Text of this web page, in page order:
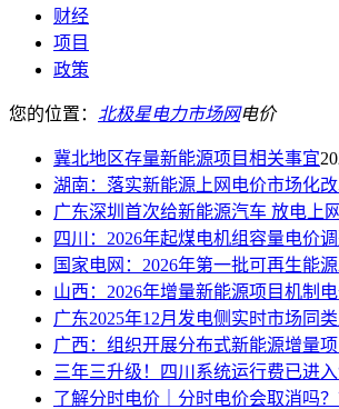
财经
项目
政策
您的位置： 北极星电力市场网电价
冀北地区存量新能源项目相关事宜
湖南：落实新能源上网电价市场化
广东深圳首次给新能源汽车 放电上
四川：2026年起煤电机组容量电价
国家电网：2026年第一批可再生能
山西：2026年增量新能源项目机制
广东2025年12月发电侧实时市场同
广西：组织开展分布式新能源增量
三年三升级！四川系统运行费已进
了解分时电价｜分时电价会取消吗